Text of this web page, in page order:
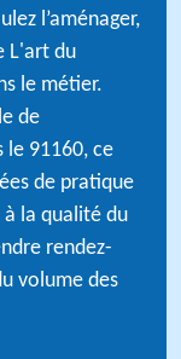
l’aménager,
L'art du
le métier.
de
le 91160, ce
de pratique
la qualité du
rendez-
volume des